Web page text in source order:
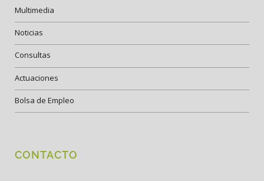
Multimedia
Noticias
Consultas
Actuaciones
Bolsa de Empleo
CONTACTO